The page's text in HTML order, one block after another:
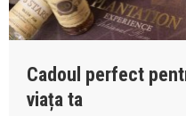
Cadoul perfect
viața ta